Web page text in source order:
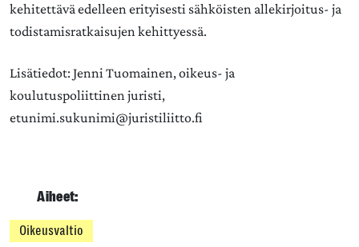
kehitettävä edelleen erityisesti sähköisten allekirjoitus- ja
todistamisratkaisujen kehittyessä.
Lisätiedot: Jenni Tuomainen, oikeus- ja
koulutuspoliittinen juristi,
etunimi.sukunimi@juristiliitto.fi
Aiheet:
Oikeusvaltio